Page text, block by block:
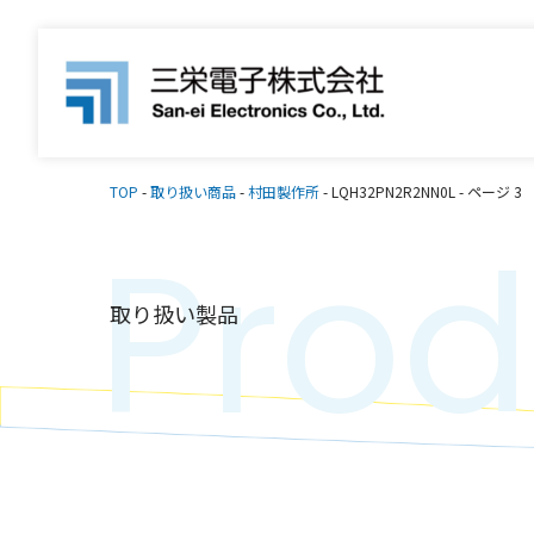
TOP -取り扱い商品-村田製作所-LQH32PN2R2NN0L - ページ 3
取り扱い製品